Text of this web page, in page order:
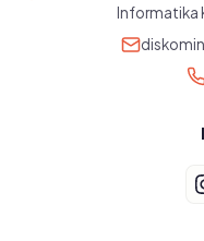
Informatika